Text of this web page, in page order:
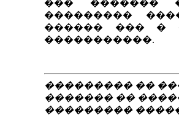
��� �������
���������
������ ��� �
�����������.
��������� ��
������� ��
���������